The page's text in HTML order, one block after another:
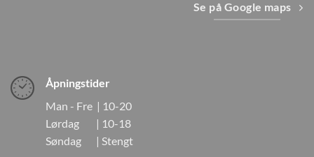
Se på Google maps
Åpningstider
Man - Fre | 10-20
Lørdag | 10-18
Søndag | Stengt